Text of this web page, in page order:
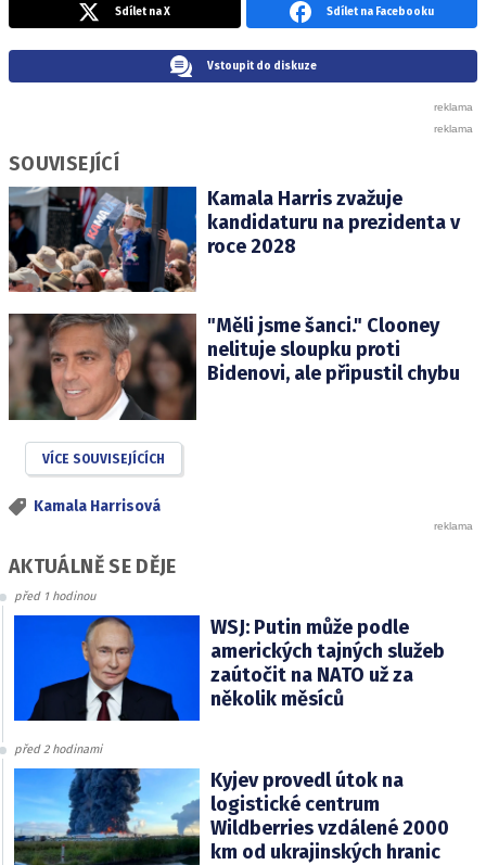
Sdílet na X Sdílet na Facebooku
Vstoupit do diskuze
SOUVISEJÍCÍ
Kamala Harris zvažuje
kandidaturu na prezidenta v
roce 2028
"Měli jsme šanci." Clooney
nelituje sloupku proti
Bidenovi, ale připustil chybu
VÍCE SOUVISEJÍCÍCH
Kamala Harrisová
AKTUÁLNĚ SE DĚJE
před 1 hodinou
WSJ: Putin může podle
amerických tajných služeb
zaútočit na NATO už za
několik měsíců
před 2 hodinami
Kyjev provedl útok na
logistické centrum
Wildberries vzdálené 2000
km od ukrajinských hranic